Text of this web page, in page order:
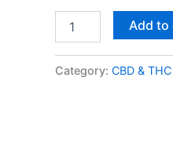
Add to
Category: CBD &